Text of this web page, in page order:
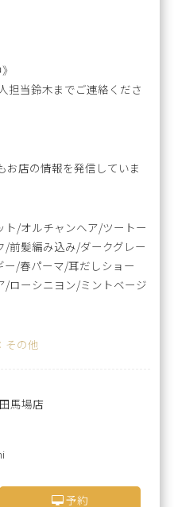
担当鈴木までご連絡くださ
お店の情報を発信していま
/オルチャンヘア/ツートー
前髪編み込み/ダークグレー
/春パーマ/耳だしショー
/ローシニヨン/ミントベージ
その他
馬場店
予約